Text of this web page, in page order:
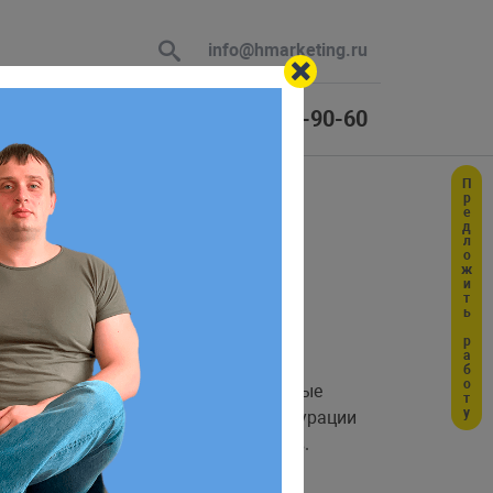
info@hmarketing.ru
+7 (925) 464-90-60
выполняться автоматизированные
формат данных для конфигурации
CI/CD для ваших проектов.
ответ
с учетом
Предложить работу